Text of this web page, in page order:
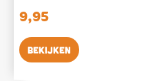
9,95
Bekijken